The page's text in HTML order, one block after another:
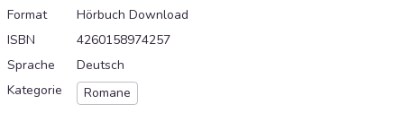
Format
Hörbuch Download
ISBN
4260158974257
Sprache
Deutsch
Kategorie
Romane